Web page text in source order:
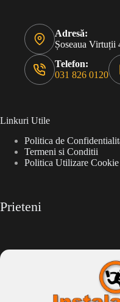
Adresă:
Șoseaua Virtuții
Telefon:
031 826 0120
Linkuri Utile
Politica de
Termeni si Conditii
Politica Utilizare Cookie
Prieteni